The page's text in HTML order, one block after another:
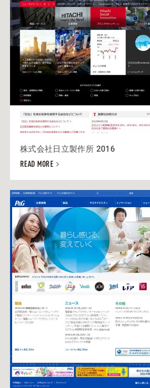
株式会社日立製作所 2016
READ MORE